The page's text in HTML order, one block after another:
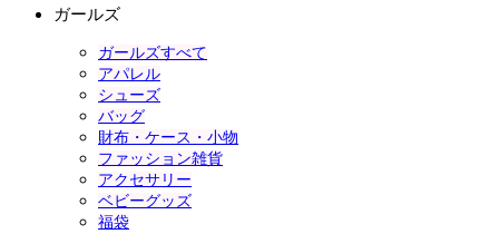
ガールズ
ガールズすべて
アパレル
シューズ
バッグ
財布・ケース・小物
ファッション雑貨
アクセサリー
ベビーグッズ
福袋